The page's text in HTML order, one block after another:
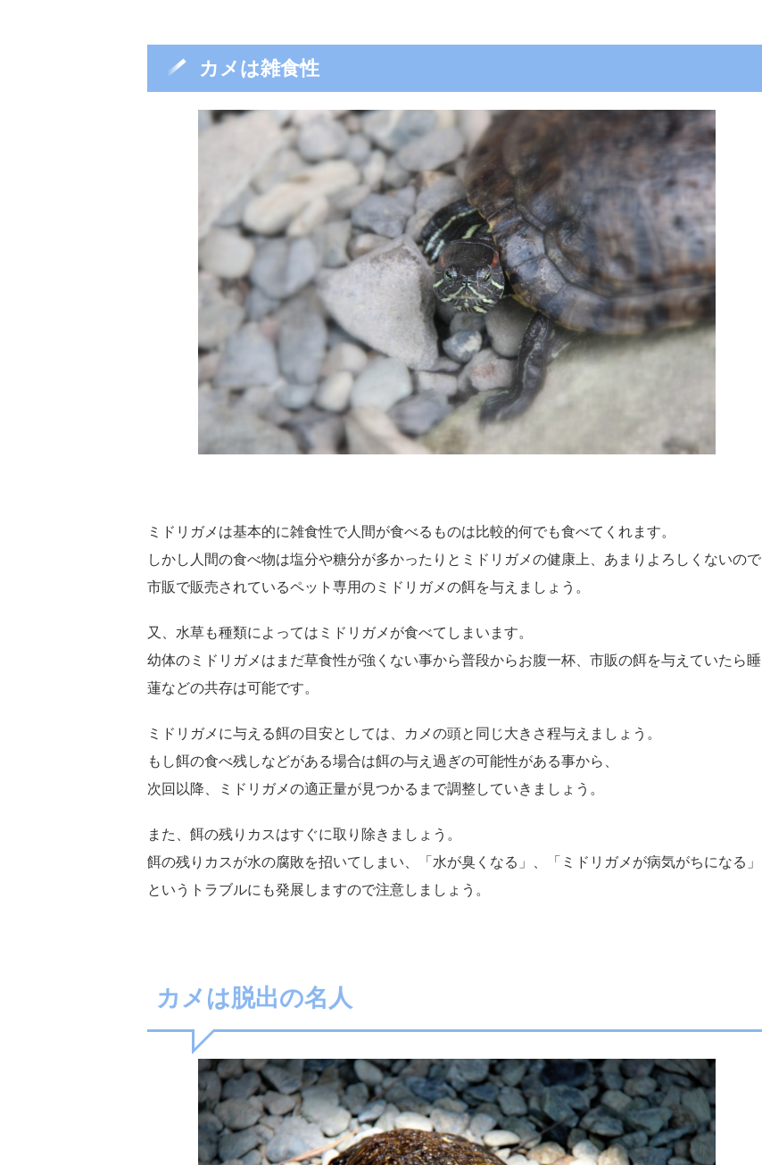
カメは雑食性
ミドリガメは基本的に雑食性で人間が食べるものは比較的何でも食べてくれます。
しかし人間の食べ物は塩分や糖分が多かったりとミドリガメの健康上、あまりよろしくないので
市販で販売されているペット専用のミドリガメの餌を与えましょう。
又、水草も種類によってはミドリガメが食べてしまいます。
幼体のミドリガメはまだ草食性が強くない事から普段からお腹一杯、市販の餌を与えていたら睡
蓮などの共存は可能です。
ミドリガメに与える餌の目安としては、カメの頭と同じ大きさ程与えましょう。
もし餌の食べ残しなどがある場合は餌の与え過ぎの可能性がある事から、
次回以降、ミドリガメの適正量が見つかるまで調整していきましょう。
また、餌の残りカスはすぐに取り除きましょう。
餌の残りカスが水の腐敗を招いてしまい、「水が臭くなる」、「ミドリガメが病気がちになる」
というトラブルにも発展しますので注意しましょう。
カメは脱出の名人